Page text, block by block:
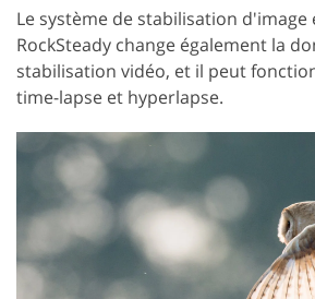
Le système de stabilisation
RockSteady change également la
stabilisation vidéo, et il peut
time-lapse et hyperlapse.